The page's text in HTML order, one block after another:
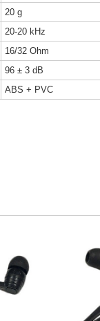
20 g
20-20 kHz
16/32 Ohm
96 ± 3 dB
ABS + PVC